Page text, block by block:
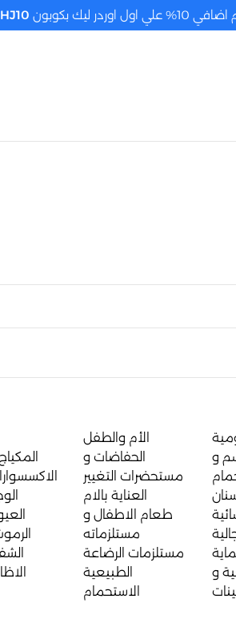
و
و
الأم والطفل
الحفاضات و
مستحضرات التغيير
العناية بالام
طعام الاطفال و
مستلزماته
مستلزمات الرضاعة
الطبيعية
الاستحمام
اول اوردر ليك بكوبون